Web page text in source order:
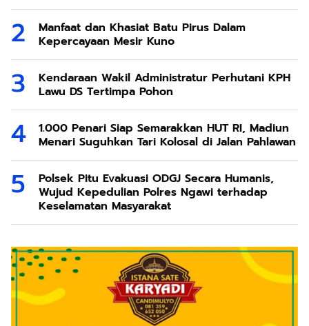
Manfaat dan Khasiat Batu Pirus Dalam
Kepercayaan Mesir Kuno
Kendaraan Wakil Administratur Perhutani KPH
Lawu DS Tertimpa Pohon
1.000 Penari Siap Semarakkan HUT RI, Madiun
Menari Suguhkan Tari Kolosal di Jalan Pahlawan
Polsek Pitu Evakuasi ODGJ Secara Humanis,
Wujud Kepedulian Polres Ngawi terhadap
Keselamatan Masyarakat